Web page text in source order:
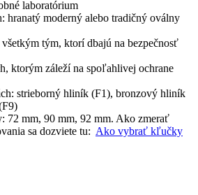
laboratórium
hranatý moderný alebo tradičný oválny
tým, ktorí dbajú na bezpečnosť
ktorým záleží na spoľahlivej ochrane
strieborný hliník (F1), bronzový hliník
72 mm, 90 mm, 92 mm. Ako zmerať
sa dozviete tu: Ako vybrať kľučky